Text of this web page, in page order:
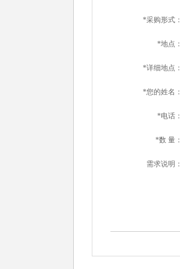
*采购形式：
*地点：
*详细地点：
*您的姓名：
*电话：
*数 量：
需求说明：